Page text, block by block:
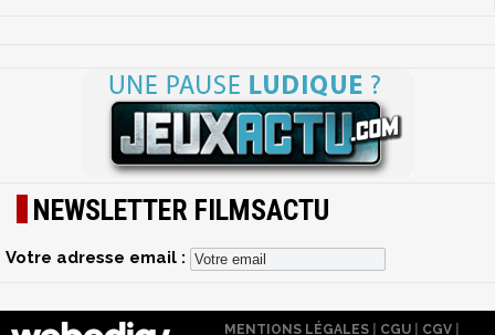
NEWSLETTER FILMSACTU
Votre adresse email :
MENTIONS LÉGALES| CGU| CGV|